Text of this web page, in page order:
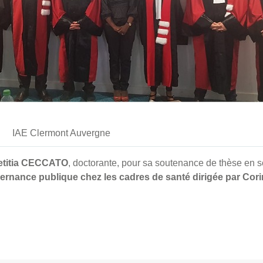
IAE Clermont Auvergne
CECCATO, doctorante, pour sa soutenance de thèse en
publique chez les cadres de santé dirigée par